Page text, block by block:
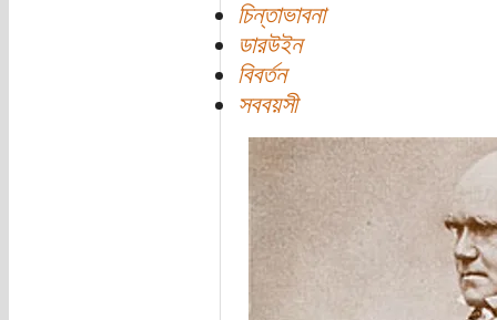
চিন্তাভাবনা
ডারউইন
বিবর্তন
সববয়সী